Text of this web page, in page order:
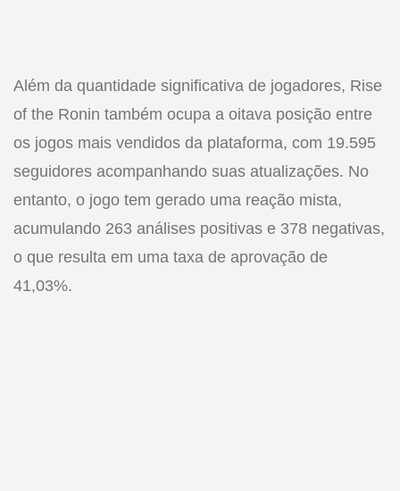
Além da quantidade significativa de jogadores, Rise
of the Ronin também ocupa a oitava posição entre
os jogos mais vendidos da plataforma, com 19.595
seguidores acompanhando suas atualizações. No
entanto, o jogo tem gerado uma reação mista,
acumulando 263 análises positivas e 378 negativas,
o que resulta em uma taxa de aprovação de
41,03%.